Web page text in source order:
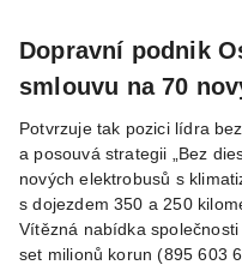
Dopravní podnik
smlouvu na 70
Potvrzuje tak pozici lídra
a posouvá strategii „Bez
nových elektrobusů s
s dojezdem 350 a 250
Vítězná nabídka
set milionů korun (895 603